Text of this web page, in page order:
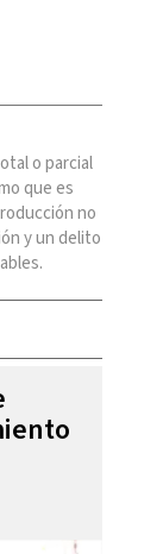
o parcial
que es
no
y un delito